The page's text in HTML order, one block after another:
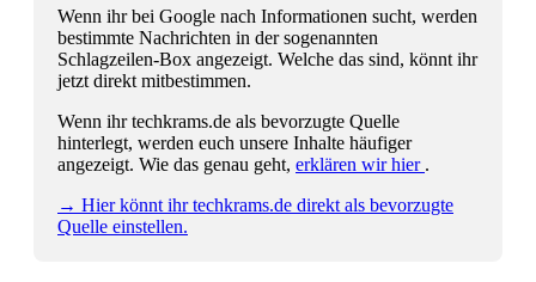
Wenn ihr bei Google nach Informationen sucht, werden
bestimmte Nachrichten in der sogenannten
Schlagzeilen-Box angezeigt. Welche das sind, könnt ihr
jetzt direkt mitbestimmen.
Wenn ihr techkrams.de als bevorzugte Quelle
hinterlegt, werden euch unsere Inhalte häufiger
angezeigt. Wie das genau geht, erklären wir hier .
→ Hier könnt ihr techkrams.de direkt als bevorzugte
Quelle einstellen.